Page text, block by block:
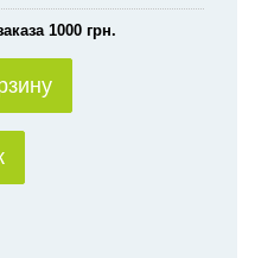
1000 грн.